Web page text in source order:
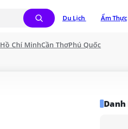
Du Lịch Ẩm Thực
Hồ Chí MinhCần ThơPhú Quốc
Danh